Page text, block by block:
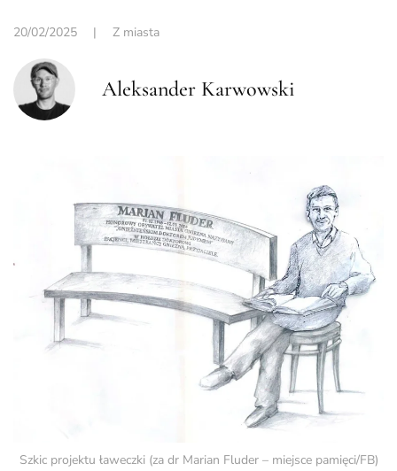
20/02/2025 | Z miasta
Aleksander Karwowski
Szkic projektu ławeczki (za dr Marian Fluder – miejsce pamięci/FB)